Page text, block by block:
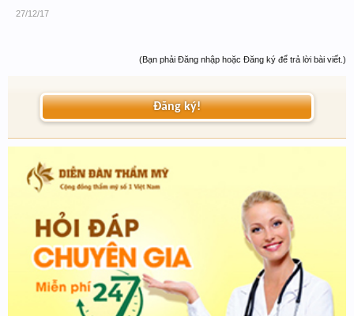
27/12/17
(Bạn phải Đăng nhập hoặc Đăng ký để trả lời bài viết.)
Đăng ký!